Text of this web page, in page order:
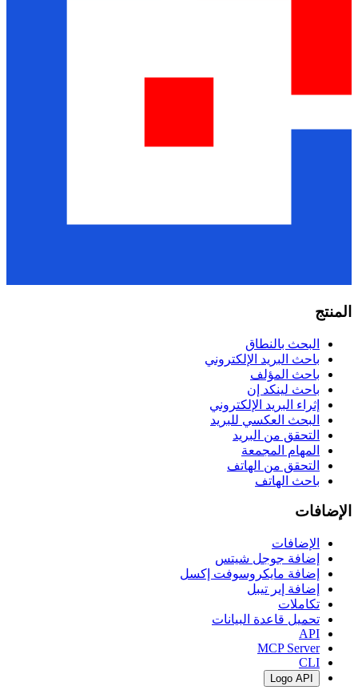
المنتج
البحث بالنطاق
باحث البريد الإلكتروني
باحث المؤلف
باحث لينكد إن
إثراء البريد الإلكتروني
البحث العكسي للبريد
التحقق من البريد
المهام المجمعة
التحقق من الهاتف
باحث الهاتف
الإضافات
الإضافات
إضافة جوجل شيتس
إضافة مايكروسوفت إكسل
إضافة إير تيبل
تكاملات
تحميل قاعدة البيانات
API
MCP Server
CLI
Logo API